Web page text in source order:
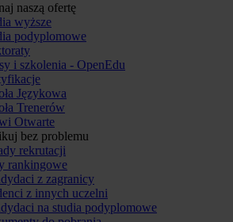
naszą ofertę
wyższe
podyplomowe
i szkolenia - OpenEdu
Językowa
Trenerów
Otwarte
bez problemu
rekrutacji
rankingowe
z zagranicy
z innych uczelni
na studia podyplomowe